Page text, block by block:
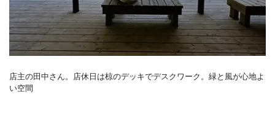
店主の田中さん。店休日は椋のデッキでデスクワーク。緑と風が心地よ
い空間